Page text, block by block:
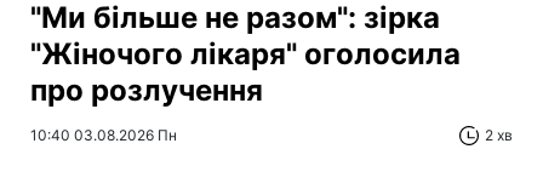
"Ми більше не разом": зірка
"Жіночого лікаря" оголосила
про розлучення
10:40 03.08.2026 Пн 2 хв